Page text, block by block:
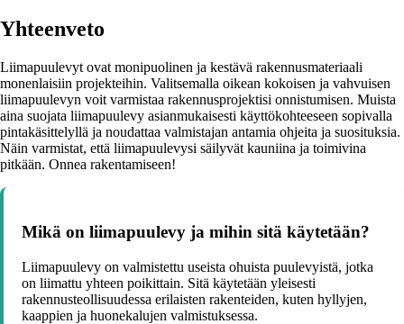
Yhteenveto
Liimapuulevyt ovat monipuolinen ja kestävä rakennusmateriaali
monenlaisiin projekteihin. Valitsemalla oikean kokoisen ja vahvuisen
liimapuulevyn voit varmistaa rakennusprojektisi onnistumisen. Muista
aina suojata liimapuulevy asianmukaisesti käyttökohteeseen sopivalla
pintakäsittelyllä ja noudattaa valmistajan antamia ohjeita ja suosituksia.
Näin varmistat, että liimapuulevysi säilyvät kauniina ja toimivina
pitkään. Onnea rakentamiseen!
Mikä on liimapuulevy ja mihin sitä käytetään?
Liimapuulevy on valmistettu useista ohuista puulevyistä, jotka
on liimattu yhteen poikittain. Sitä käytetään yleisesti
rakennusteollisuudessa erilaisten rakenteiden, kuten hyllyjen,
kaappien ja huonekalujen valmistuksessa.